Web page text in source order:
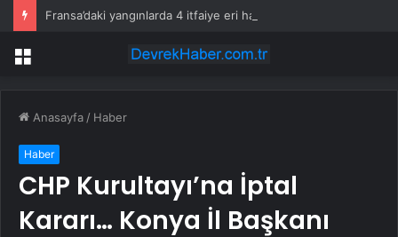
Fransa’daki yangınlarda 4 itfaiye eri hayatını kaybetti
Menü
Anasayfa / Haber
Haber
CHP Kurultayı’na İptal
Kararı… Konya İl Başkanı